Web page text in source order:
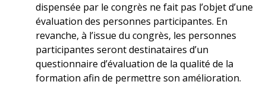
dispensée par le congrès ne fait pas l’objet d’une
évaluation des personnes participantes. En
revanche, à l’issue du congrès, les personnes
participantes seront destinataires d’un
questionnaire d’évaluation de la qualité de la
formation afin de permettre son amélioration.